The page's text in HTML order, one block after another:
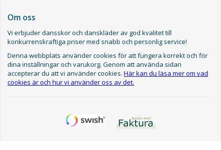
Om oss
Vi erbjuder dansskor och danskläder av god kvalitet till
konkurrenskraftiga priser med snabb och personlig service!
Denna webbplats använder cookies för att fungera korrekt och för
dina inställningar och varukorg. Genom att använda sidan
accepterar du att vi använder cookies. Här kan du läsa mer om vad
cookies är och hur vi använder oss av det.